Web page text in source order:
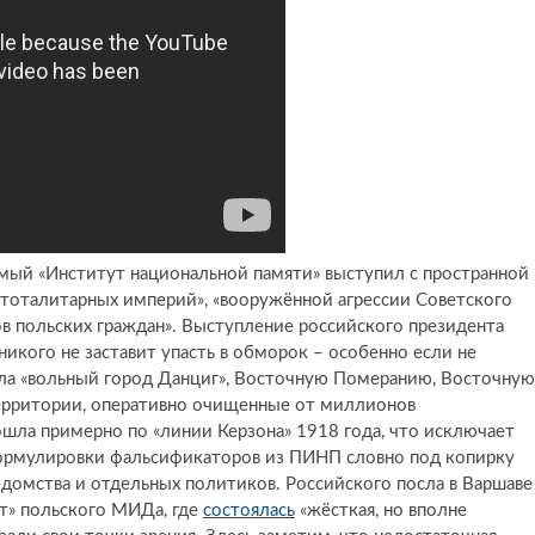
«Институт национальной памяти» выступил с пространной
империй», «вооружённой агрессии Советского
граждан». Выступление российского президента
не заставит упасть в обморок – особенно если не
«вольный город Данциг», Восточную Померанию, Восточную
оперативно очищенные от миллионов
примерно по «линии Керзона» 1918 года, что исключает
фальсификаторов из ПИНП словно под копирку
и отдельных политиков. Российского посла в Варшаве
польского МИДа, где состоялась «жёсткая, но вполне